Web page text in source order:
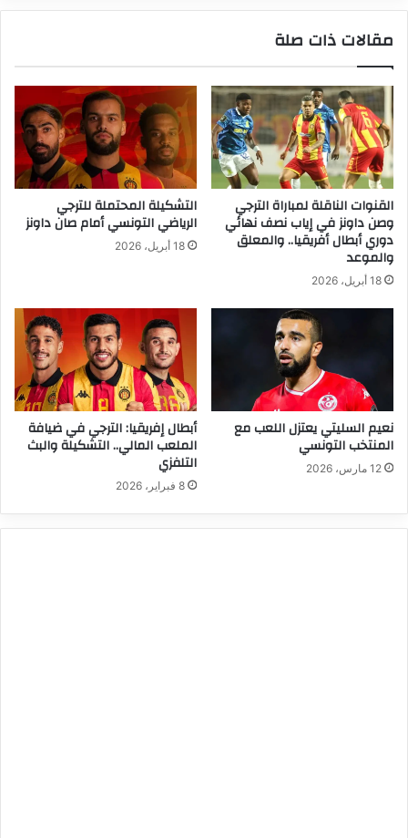
مقالات ذات صلة
القنوات الناقلة لمباراة الترجي
وصن داونز في إياب نصف نهائي
دوري أبطال أفريقيا.. والمعلق
والموعد
18 أبريل، 2026
التشكيلة المحتملة للترجي
الرياضي التونسي أمام صان داونز
18 أبريل، 2026
نعيم السليتي يعتزل اللعب مع
المنتخب التونسي
12 مارس، 2026
أبطال إفريقيا: الترجي في ضيافة
الملعب المالي.. التشكيلة والبث
التلفزي
8 فبراير، 2026